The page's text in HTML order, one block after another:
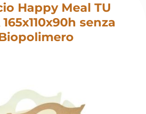
Happy Meal TU
senza